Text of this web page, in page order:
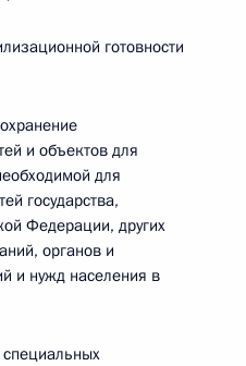
готовности
и объектов для
для
государства,
Федерации, других
органов и
и нужд населения в
специальных